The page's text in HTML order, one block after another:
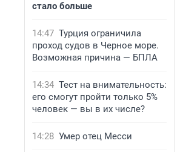
стало больше
14:47 Турция ограничила
проход судов в Черное море.
Возможная причина — БПЛА
14:34 Тест на внимательность:
его смогут пройти только 5%
человек — вы в их числе?
14:28 Умер отец Месси